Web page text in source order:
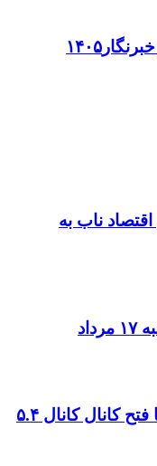
ناب به
*رکوردشکنی تاریخی بورس با فتح کانال کانال ۵.۴